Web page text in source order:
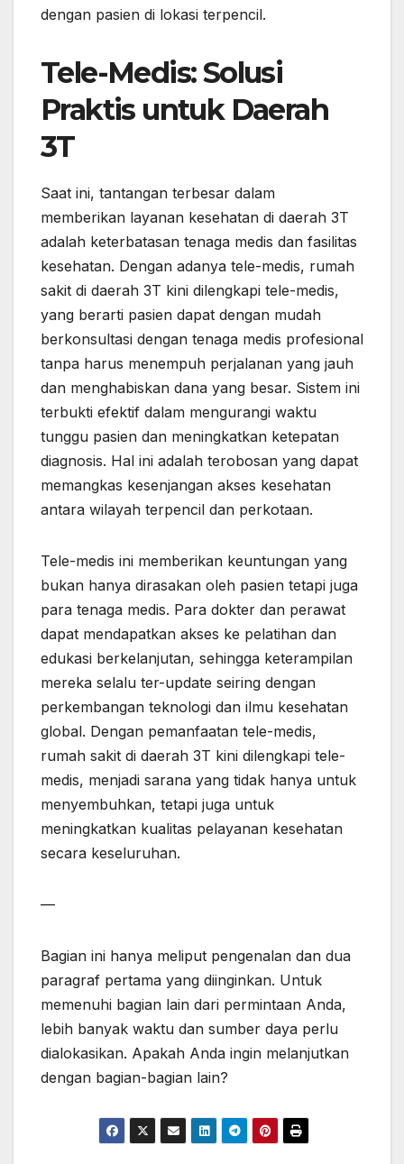
dengan pasien di lokasi terpencil.
Tele-Medis: Solusi
Praktis untuk Daerah
3T
Saat ini, tantangan terbesar dalam
memberikan layanan kesehatan di daerah 3T
adalah keterbatasan tenaga medis dan fasilitas
kesehatan. Dengan adanya tele-medis, rumah
sakit di daerah 3T kini dilengkapi tele-medis,
yang berarti pasien dapat dengan mudah
berkonsultasi dengan tenaga medis profesional
tanpa harus menempuh perjalanan yang jauh
dan menghabiskan dana yang besar. Sistem ini
terbukti efektif dalam mengurangi waktu
tunggu pasien dan meningkatkan ketepatan
diagnosis. Hal ini adalah terobosan yang dapat
memangkas kesenjangan akses kesehatan
antara wilayah terpencil dan perkotaan.
Tele-medis ini memberikan keuntungan yang
bukan hanya dirasakan oleh pasien tetapi juga
para tenaga medis. Para dokter dan perawat
dapat mendapatkan akses ke pelatihan dan
edukasi berkelanjutan, sehingga keterampilan
mereka selalu ter-update seiring dengan
perkembangan teknologi dan ilmu kesehatan
global. Dengan pemanfaatan tele-medis,
rumah sakit di daerah 3T kini dilengkapi tele-
medis, menjadi sarana yang tidak hanya untuk
menyembuhkan, tetapi juga untuk
meningkatkan kualitas pelayanan kesehatan
secara keseluruhan.
—
Bagian ini hanya meliput pengenalan dan dua
paragraf pertama yang diinginkan. Untuk
memenuhi bagian lain dari permintaan Anda,
lebih banyak waktu dan sumber daya perlu
dialokasikan. Apakah Anda ingin melanjutkan
dengan bagian-bagian lain?